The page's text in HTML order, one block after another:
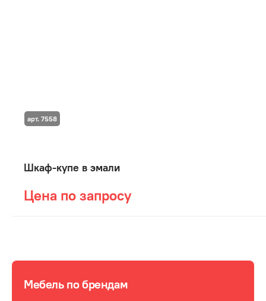
Шкаф-купе в эмали
Цена по запросу
арт. 7558
Мебель по брендам